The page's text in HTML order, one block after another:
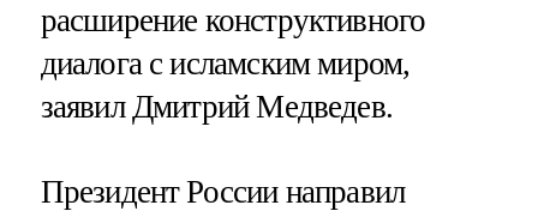
расширение конструктивного
диалога с исламским миром,
заявил Дмитрий Медведев.
Президент России направил